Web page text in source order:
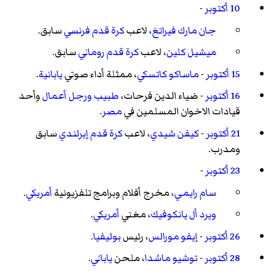
10 أكتوبر
-
جان مارك فيراتغ، لاعبكرة قدمفرنسيسابق.
ميشيل كلين، لاعبكرة قدمرومانيسابق.
15 أكتوبر
-ماساكو كاتسكي، ممثلة أداء صوتييابانية.
16 أكتوبر
-ضياء الدين فرحات،طبيبورجل أعمالوأحد
قياداتالاخوان المسلمينفيمصر.
21 أكتوبر
-كيفن شيدي، لاعبكرة قدمإيرلنديسابق
ومدرب.
23 أكتوبر
-
سام رايمي، مخرج أفلام وبرامج تلفزيونيةأمريكي.
ويرد أل يانكوفيك، مغنيأمريكي.
26 أكتوبر
-إيفو مورالس، رئيسبوليفيا.
28 أكتوبر
-توشيو ماسُدا، ملحنياباني.